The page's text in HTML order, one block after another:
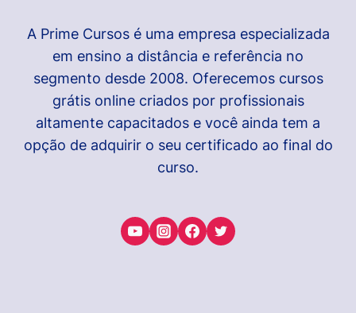
A Prime Cursos é uma empresa especializada
em ensino a distância e referência no
segmento desde 2008. Oferecemos cursos
grátis online criados por profissionais
altamente capacitados e você ainda tem a
opção de adquirir o seu certificado ao final do
curso.